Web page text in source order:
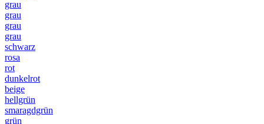
grau
grau
grau
grau
schwarz
rosa
rot
dunkelrot
beige
hellgrün
smaragdgrün
grün